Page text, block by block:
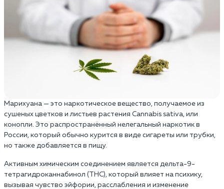
Марихуана — это наркотическое вещество, получаемое из
сушеных цветков и листьев растения Cannabis sativa, или
конопли. Это распространённый нелегальный наркотик в
России, который обычно курится в виде сигареты или трубки,
но также добавляется в пищу.
Активным химическим соединением является дельта-9-
тетрагидроканнабинол (THC), который влияет на психику,
вызывая чувство эйфории, расслабления и изменение